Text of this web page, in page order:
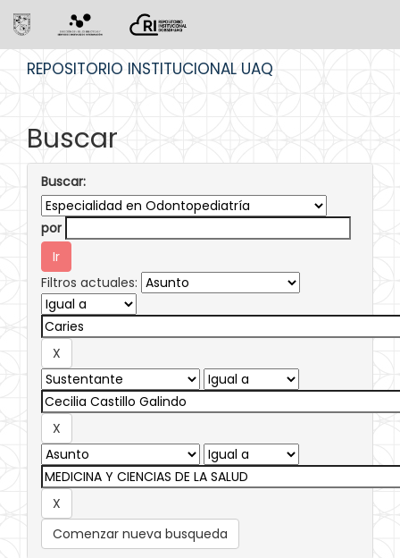
REPOSITORIO INSTITUCIONAL UAQ
Buscar
Buscar:
por
Filtros actuales:
Comenzar nueva busqueda